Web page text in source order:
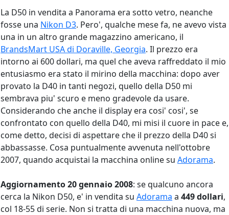
La D50 in vendita a Panorama era sotto vetro, neanche
fosse una Nikon D3. Pero', qualche mese fa, ne avevo vista
una in un altro grande magazzino americano, il
BrandsMart USA di Doraville, Georgia. Il prezzo era
intorno ai 600 dollari, ma quel che aveva raffreddato il mio
entusiasmo era stato il mirino della macchina: dopo aver
provato la D40 in tanti negozi, quello della D50 mi
sembrava piu' scuro e meno gradevole da usare.
Considerando che anche il display era cosi' cosi', se
confrontato con quello della D40, mi misi il cuore in pace e,
come detto, decisi di aspettare che il prezzo della D40 si
abbassasse. Cosa puntualmente avvenuta nell'ottobre
2007, quando acquistai la macchina online su Adorama.
Aggiornamento 20 gennaio 2008: se qualcuno ancora
cerca la Nikon D50, e' in vendita su Adorama a 449 dollari,
col 18-55 di serie. Non si tratta di una macchina nuova, ma